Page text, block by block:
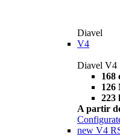
Diavel
V4
Diavel V4
168
126
223
A partir
new V4